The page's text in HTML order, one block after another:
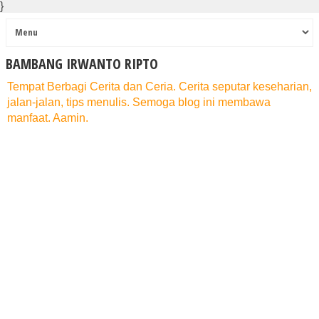
}
BAMBANG IRWANTO RIPTO
Tempat Berbagi Cerita dan Ceria. Cerita seputar keseharian,
jalan-jalan, tips menulis. Semoga blog ini membawa
manfaat. Aamin.